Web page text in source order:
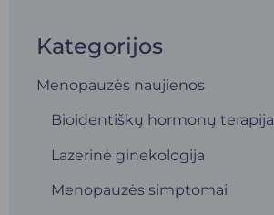
Kategorijos
Menopauzės naujienos
Bioidentiškų hormonų terapija
Lazerinė ginekologija
Menopauzės simptomai